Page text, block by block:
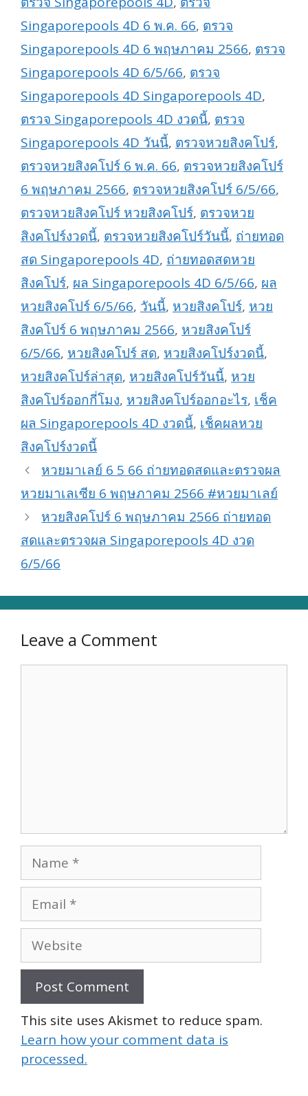
Singaporepools 4D 6 พ.ค. 66, ตรวจ
Singaporepools 4D 6 พฤษภาคม 2566, ตรวจ
Singaporepools 4D 6/5/66, ตรวจ
Singaporepools 4D Singaporepools 4D,
ตรวจ Singaporepools 4D งวดนี้, ตรวจ
Singaporepools 4D วันนี้, ตรวจหวยสิงคโปร์,
ตรวจหวยสิงคโปร์ 6 พ.ค. 66, ตรวจหวยสิงคโปร์
6 พฤษภาคม 2566, ตรวจหวยสิงคโปร์ 6/5/66,
ตรวจหวยสิงคโปร์ หวยสิงคโปร์, ตรวจหวย
สิงคโปร์งวดนี้, ตรวจหวยสิงคโปร์วันนี้, ถ่ายทอด
สด Singaporepools 4D, ถ่ายทอดสดหวย
สิงคโปร์, ผล Singaporepools 4D 6/5/66, ผล
หวยสิงคโปร์ 6/5/66, วันนี้, หวยสิงคโปร์, หวย
สิงคโปร์ 6 พฤษภาคม 2566, หวยสิงคโปร์
6/5/66, หวยสิงคโปร์ สด, หวยสิงคโปร์งวดนี้,
หวยสิงคโปร์ล่าสุด, หวยสิงคโปร์วันนี้, หวย
สิงคโปร์ออกกี่โมง, หวยสิงคโปร์ออกอะไร, เช็ค
ผล Singaporepools 4D งวดนี้, เช็คผลหวย
สิงคโปร์งวดนี้
หวยมาเลย์ 6 5 66 ถ่ายทอดสดและตรวจผล
หวยมาเลเซีย 6 พฤษภาคม 2566 #หวยมาเลย์
หวยสิงคโปร์ 6 พฤษภาคม 2566 ถ่ายทอด
สดและตรวจผล Singaporepools 4D งวด
6/5/66
Leave a Comment
Name
Email
Website
This site uses Akismet to reduce spam.
Learn how your comment data is
processed.